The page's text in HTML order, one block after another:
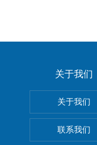
关于我们
关于我们
联系我们